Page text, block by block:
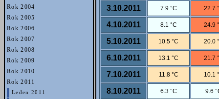
Rok 2004
Rok 2005
Rok 2006
Rok 2007
Rok 2008
Rok 2009
Rok 2010
Rok 2011
Leden 2011
3.10.2011 7.9 °C 22.7
4.10.2011 8.1 °C 24.9
5.10.2011 10.5 °C 20.0
6.10.2011 13.1 °C 21.7
7.10.2011 11.8 °C 10.1
8.10.2011 6.3 °C 9.6